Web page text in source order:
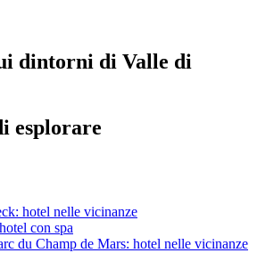
dintorni di Valle di
esplorare
hotel nelle vicinanze
con spa
du Champ de Mars: hotel nelle vicinanze